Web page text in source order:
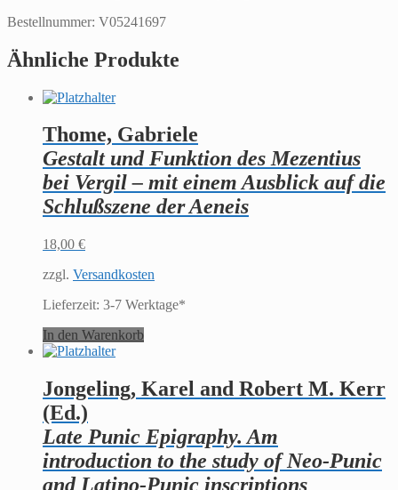
Bestellnummer: V05241697
Ähnliche Produkte
Thome, Gabriele
Gestalt und Funktion des Mezentius
bei Vergil – mit einem Ausblick auf die
Schlußszene der Aeneis
18,00 €
zzgl. Versandkosten
Lieferzeit: 3-7 Werktage*
In den Warenkorb
Jongeling, Karel and Robert M. Kerr
(Ed.)
Late Punic Epigraphy. Am
introduction to the study of Neo-Punic
and Latino-Punic inscriptions